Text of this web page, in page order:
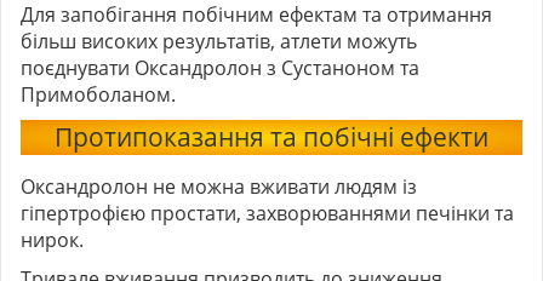
Для запобігання побічним ефектам та отримання
більш високих результатів, атлети можуть
поєднувати Оксандролон з Сустаноном та
Примоболаном.
Протипоказання та побічні ефекти
Оксандролон не можна вживати людям із
гіпертрофією простати, захворюваннями печінки та
нирок.